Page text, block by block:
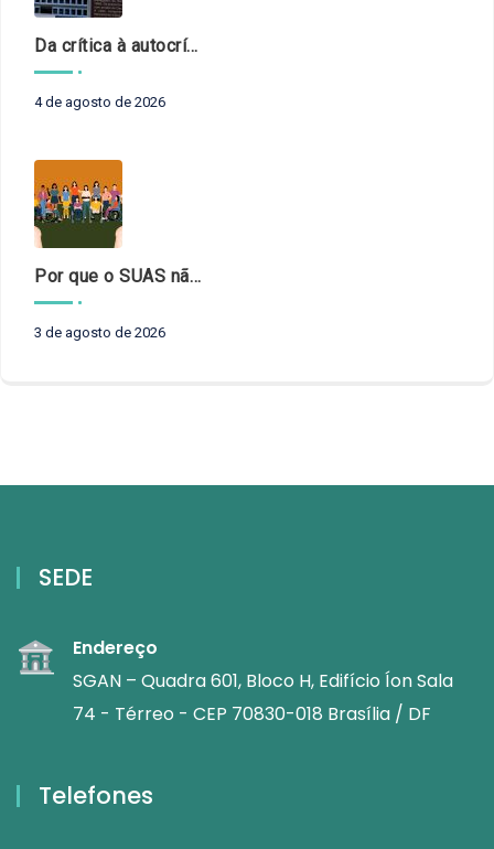
Da crítica à autocrítica: Tribunais de Contas sob um novo olhar?
4 de agosto de 2026
Por que o SUAS não pode esperar?
3 de agosto de 2026
SEDE
Endereço
SGAN – Quadra 601, Bloco H, Edifício Íon Sala
74 - Térreo - CEP 70830-018 Brasília / DF
Telefones